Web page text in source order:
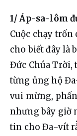
1/ Áp-sa-lôm
Cuộc chạy
cho biết đây là
Đức Chúa Trời,
từng ủng hộ
vui mừng,
nhưng bây giờ
tin cho Đa-vít